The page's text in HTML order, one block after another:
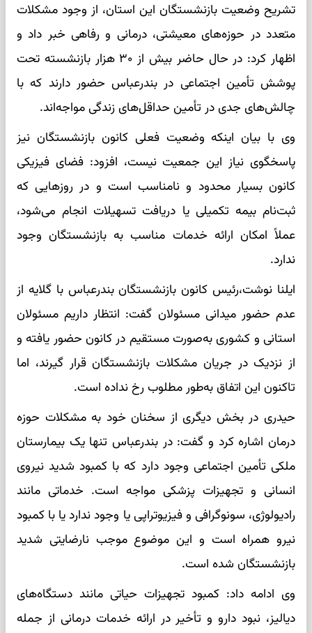
تشریح وضعیت بازنشستگان این استان، از وجود مشکلات
متعدد در حوزه‌های معیشتی، درمانی و رفاهی خبر داد و
اظهار کرد: در حال حاضر بیش از ۳۰ هزار بازنشسته تحت
پوشش تأمین اجتماعی در بندرعباس حضور دارند که با
چالش‌های جدی در تأمین حداقل‌های زندگی مواجه‌اند.
وی با بیان اینکه وضعیت فعلی کانون بازنشستگان نیز
پاسخگوی نیاز این جمعیت نیست، افزود: فضای فیزیکی
کانون بسیار محدود و نامناسب است و در روزهایی که
ثبت‌نام بیمه تکمیلی یا دریافت تسهیلات انجام می‌شود،
عملاً امکان ارائه خدمات مناسب به بازنشستگان وجود
ندارد.
ایلنا نوشت،رئیس کانون بازنشستگان بندرعباس با گلایه از
عدم حضور میدانی مسئولان گفت: انتظار داریم مسئولان
استانی و کشوری به‌صورت مستقیم در کانون حضور یافته و
از نزدیک در جریان مشکلات بازنشستگان قرار گیرند، اما
تاکنون این اتفاق به‌طور مطلوب رخ نداده است.
حیدری در بخش دیگری از سخنان خود به مشکلات حوزه
درمان اشاره کرد و گفت: در بندرعباس تنها یک بیمارستان
ملکی تأمین اجتماعی وجود دارد که با کمبود شدید نیروی
انسانی و تجهیزات پزشکی مواجه است. خدماتی مانند
رادیولوژی، سونوگرافی و فیزیوتراپی یا وجود ندارد یا با کمبود
نیرو همراه است و این موضوع موجب نارضایتی شدید
بازنشستگان شده است.
وی ادامه داد: کمبود تجهیزات حیاتی مانند دستگاه‌های
دیالیز، نبود دارو و تأخیر در ارائه خدمات درمانی از جمله